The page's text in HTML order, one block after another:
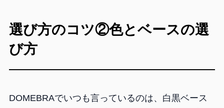
選び方のコツ②色とベースの選
び方
DOMEBRAでいつも言っているのは、白黒ベース